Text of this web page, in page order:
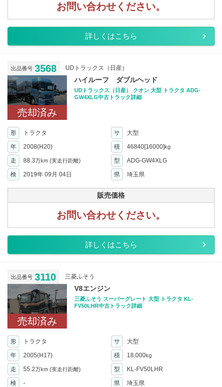
お問い合わせください。
詳しくはこちら
出品番号 3568 UDトラックス（日産）
売却済み
ハイルーフ ダブルヘッド
UDトラックス（日産） クオン 大型 トラクタ ADG-
GW4XLG中古トラック詳細
形 トラクタ サ
大型
年
2008(H20) 積 46840[16000]kg
走 88.3万km (実走行距離) 型
ADG-GW4XLG
検
2019年 09月 04日 県 埼玉県
販売価格
お問い合わせください。
詳しくはこちら
出品番号 3110 三菱ふそう
売却済み
V8エンジン
三菱ふそう スーパーグレート 大型 トラクタ KL-
FV50LHR中古トラック詳細
形 トラクタ サ
大型
年
2005(H17) 積 18,000kg
走 55.2万km (実走行距離) 型
KL-FV50LHR
検
- 県 埼玉県